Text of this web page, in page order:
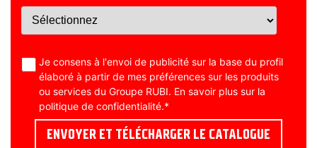
Je consens à l'envoi de publicité sur la base du profil
élaboré à partir de mes préférences sur les produits
ou services du Groupe RUBI. En savoir plus sur la
politique de confidentialité.*